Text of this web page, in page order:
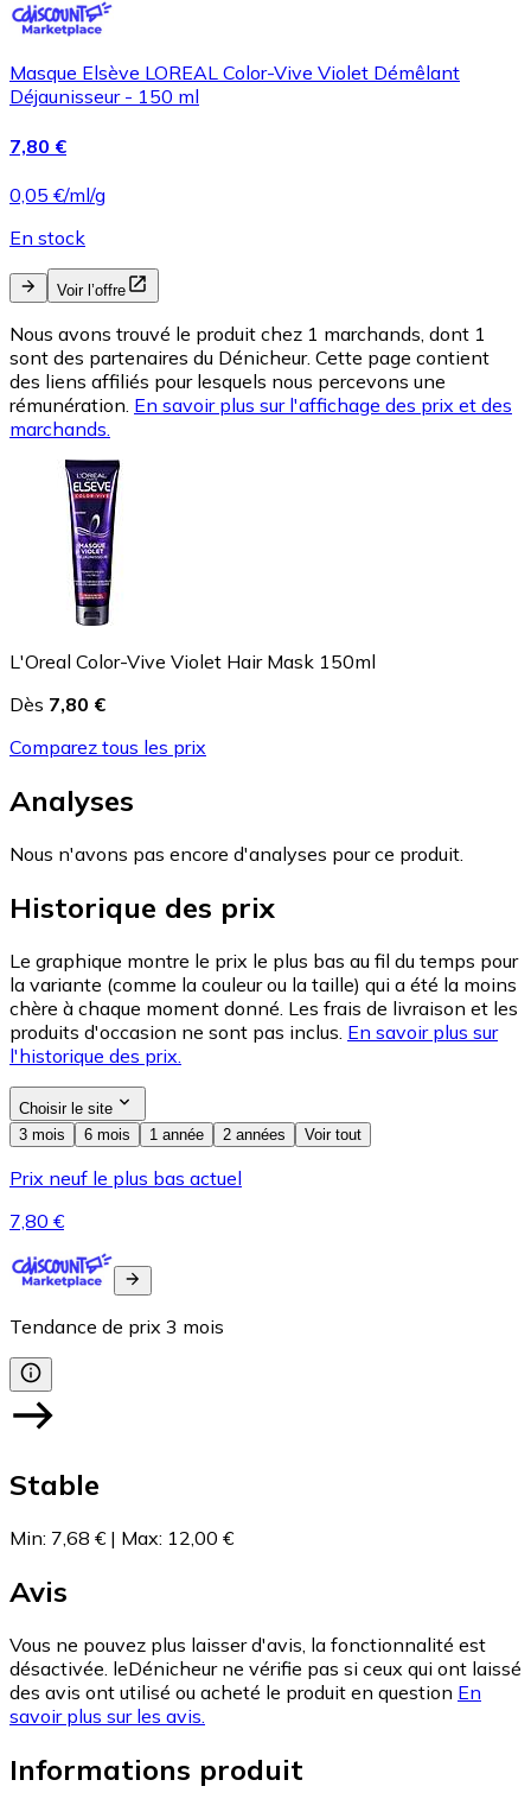
Masque Elsève LOREAL Color-Vive Violet Démêlant
Déjaunisseur - 150 ml
7,80 €
0,05 €/ml/g
En stock
Voir l’offre
Nous avons trouvé le produit chez 1 marchands, dont 1
sont des partenaires du Dénicheur. Cette page contient
des liens affiliés pour lesquels nous percevons une
rémunération. En savoir plus sur l'affichage des prix et des
marchands.
L'Oreal Color-Vive Violet Hair Mask 150ml
Dès 7,80 €
Comparez tous les prix
Analyses
Nous n'avons pas encore d'analyses pour ce produit.
Historique des prix
Le graphique montre le prix le plus bas au fil du temps pour
la variante (comme la couleur ou la taille) qui a été la moins
chère à chaque moment donné. Les frais de livraison et les
produits d'occasion ne sont pas inclus. En savoir plus sur
l'historique des prix.
Choisir le site
3 mois
6 mois 1 année 2 années Voir tout
Prix neuf le plus bas actuel
7,80 €
Tendance de prix 3 mois
Stable
Min: 7,68 € | Max: 12,00 €
Avis
Vous ne pouvez plus laisser d'avis, la fonctionnalité est
désactivée. leDénicheur ne vérifie pas si ceux qui ont laissé
des avis ont utilisé ou acheté le produit en question En
savoir plus sur les avis.
Informations produit